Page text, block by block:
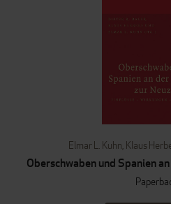
Elmar L. Kuhn, Klaus
Oberschwaben und Spanien